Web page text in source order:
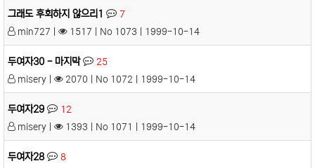
그래도 후회하지 않으리1
7
min727 |
1517 | No 1073 | 1999-10-14
두여자30 - 마지막
25
misery |
2070 | No 1072 | 1999-10-14
두여자29
12
misery |
1393 | No 1071 | 1999-10-14
두여자28
8